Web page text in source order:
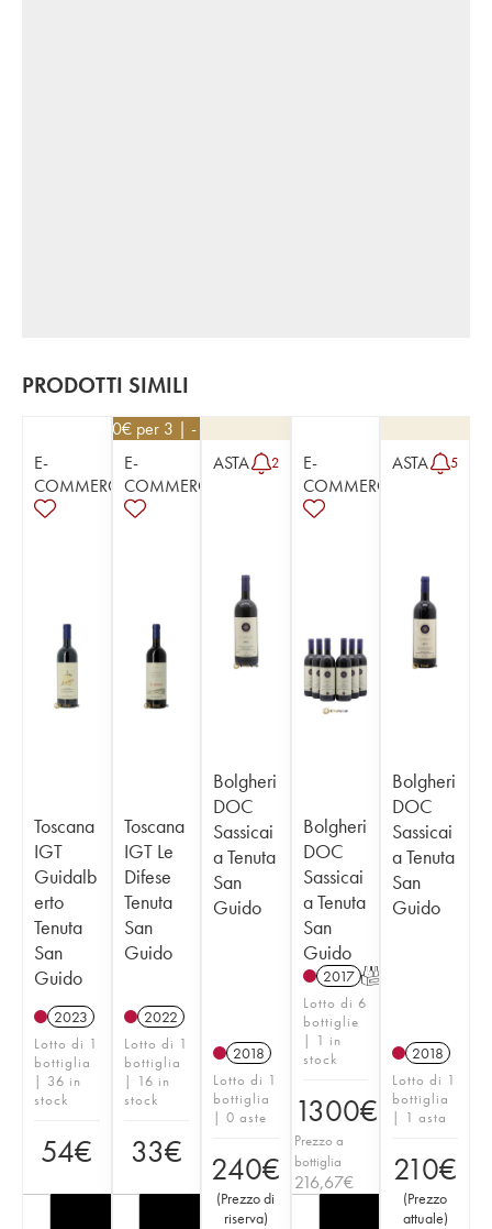
PRODOTTI SIMILI
E-
COMMERCE
Toscana
IGT
Guidalb
erto
Tenuta
San
Guido
2023
Lotto di 1
bottiglia
| 36 in
stock
54€
29,70€ per 3 | - 10%
E-
COMMERCE
Toscana
IGT Le
Difese
Tenuta
San
Guido
2022
Lotto di 1
bottiglia
| 16 in
stock
33€
ASTA 2
Bolgheri
DOC
Sassicai
a Tenuta
San
Guido
2018
Lotto di 1
bottiglia
| 0 aste
240€
(Prezzo di
riserva)
E-
COMMERCE
Bolgheri
DOC
Sassicai
a Tenuta
San
Guido
2017 T
Lotto di 6
bottiglie
| 1 in
stock
1300€
Prezzo a
bottiglia
216,67€
ASTA 5
Bolgheri
DOC
Sassicai
a Tenuta
San
Guido
2018
Lotto di 1
bottiglia
| 1 asta
210€
(Prezzo
attuale)